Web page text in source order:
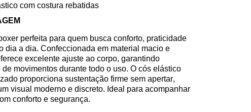
com costura rebatidas
perfeita para quem busca conforto, praticidade
dia a dia. Confeccionada em material macio e
excelente ajuste ao corpo, garantindo
de movimentos durante todo o uso. O cós elástico
proporciona sustentação firme sem apertar,
visual moderno e discreto. Ideal para acompanhar
conforto e segurança.